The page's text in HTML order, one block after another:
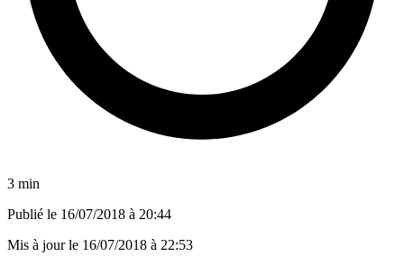
3 min
Publié le 16/07/2018 à 20:44
Mis à jour le 16/07/2018 à 22:53